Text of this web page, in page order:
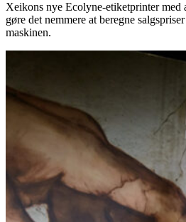
Xeikons nye Ecolyne-etiketprinter med
gøre det nemmere at beregne
maskinen.